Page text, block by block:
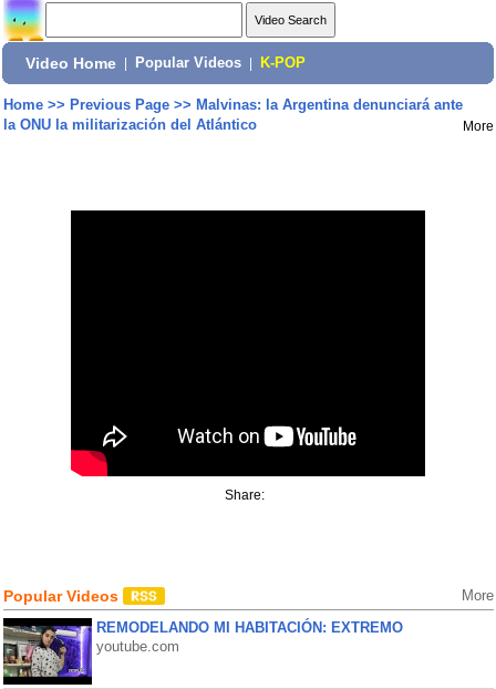
Video Home Popular Videos K-POP
Home>> Previous Page>> Malvinas: la Argentina denunciará ante
la ONU la militarización del Atlántico
More
Share:
Popular Videos More
REMODELANDO MI HABITACIÓN: EXTREMO
youtube.com